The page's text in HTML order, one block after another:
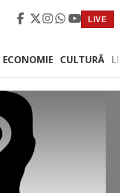
LIVE
ECONOMIE CULTURĂ